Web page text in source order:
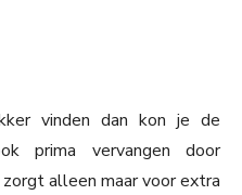
vinden dan kon je de
prima vervangen door
alleen maar voor extra